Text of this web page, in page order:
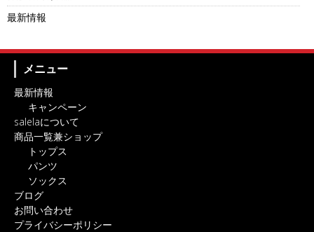
最新情報
メニュー
最新情報
キャンペーン
salelaについて
商品一覧兼ショップ
トップス
パンツ
ソックス
ブログ
お問い合わせ
プライバシーポリシー